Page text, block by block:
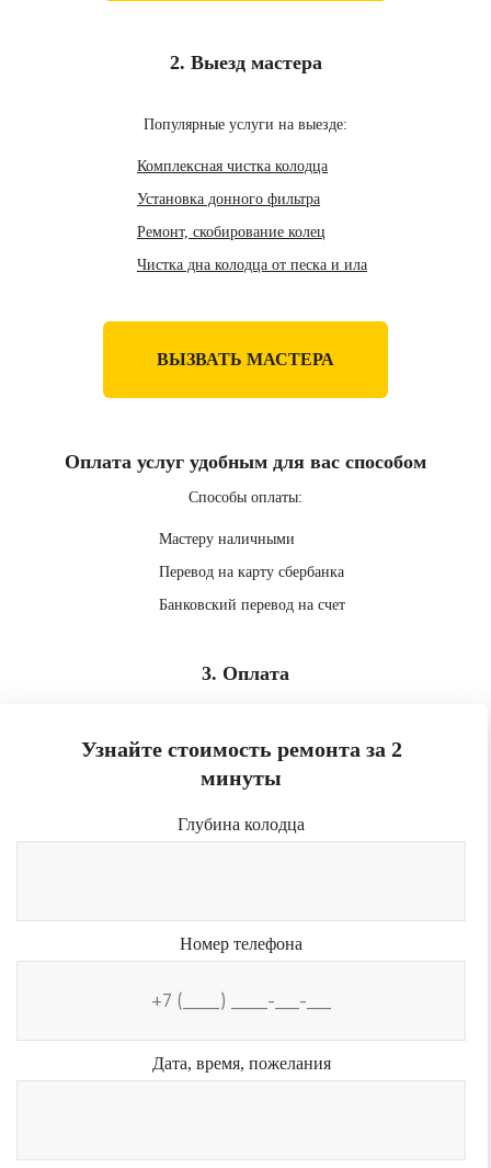
2. Выезд мастера
Популярные услуги на выезде:
Комплексная чистка колодца
Установка донного фильтра
Ремонт, скобирование колец
Чистка дна колодца от песка и ила
ВЫЗВАТЬ МАСТЕРА
3. Оплата
Узнайте стоимость ремонта за 2
минуты
Глубина колодца
Номер телефона
Дата, время, пожелания
Оплата услуг удобным для вас способом
Способы оплаты:
Мастеру наличными
Перевод на карту сбербанка
Банковский перевод на счет